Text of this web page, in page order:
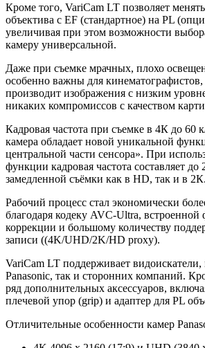
Кроме того, VariCam LT позволяет
объектива с EF (стандартное) на PL
увеличивая при этом возможности
камеру универсальной.
Даже при съемке мрачных, плохо
особенно важны для
производит изображения с низким
никаких компромиссов с качеством
Кадровая частота при съемке в 4К до 60
камера обладает новой уникальной
центральной части сенсора». При
функции кадровая частота составляет до
замедленной съёмки как в HD, так и в 2К.
Рабочий процесс стал экономически
благодаря кодеку AVC-Ultra,
коррекции и большому количеству
записи ((4K/UHD/2K/HD proxy).
VariCam LT поддерживает видоискатели,
Panasonic, так и сторонних компаний.
ряд дополнительных аксессуаров,
плечевой упор (grip) и адаптер для PL
Отличительные особенности камер